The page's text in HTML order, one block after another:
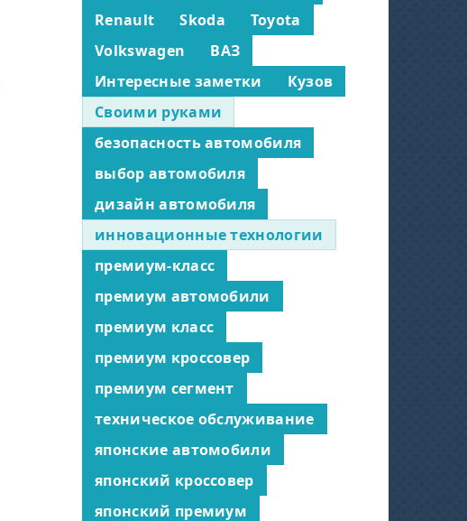
Renault
Skoda
Toyota
Volkswagen
ВАЗ
Интересные заметки
Кузов
Своими руками
безопасность автомобиля
выбор автомобиля
дизайн автомобиля
инновационные технологии
премиум-класс
премиум автомобили
премиум класс
премиум кроссовер
премиум сегмент
техническое обслуживание
японские автомобили
японский кроссовер
японский премиум